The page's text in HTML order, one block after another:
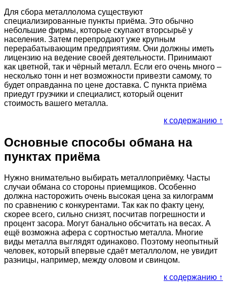
Для сбора металлолома существуют
специализированные пункты приёма. Это обычно
небольшие фирмы, которые скупают вторсырьё у
населения. Затем перепродают уже крупным
перерабатывающим предприятиям. Они должны иметь
лицензию на ведение своей деятельности. Принимают
как цветной, так и чёрный металл. Если его очень много –
несколько тонн и нет возможности привезти самому, то
будет оправданна по цене доставка. С пункта приёма
приедут грузчики и специалист, который оценит
стоимость вашего металла.
к содержанию ↑
Основные способы обмана на
пунктах приёма
Нужно внимательно выбирать металлоприёмку. Часты
случаи обмана со стороны приемщиков. Особенно
должна насторожить очень высокая цена за килограмм
по сравнению с конкурентами. Так как по факту цену,
скорее всего, сильно снизят, посчитав погрешности и
процент засора. Могут банально обсчитать на весах. А
ещё возможна афера с сортностью металла. Многие
виды металла выглядят одинаково. Поэтому неопытный
человек, который впервые сдаёт металлолом, не увидит
разницы, например, между оловом и свинцом.
к содержанию ↑